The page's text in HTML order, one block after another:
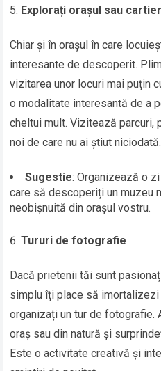
Explorați orașul sau
Chiar și în orașul în care
interesante de descoperit.
vizitarea unor locuri mai puțin
o modalitate interesantă de a
cheltui mult. Vizitează parcuri,
noi de care nu ai știut niciodată.
Sugestie: Organizează o
care să descoperiți un muzeu
neobișnuită din orașul vostru.
Tururi de fotografie
Dacă prietenii tăi sunt
simplu îți place să
organizați un tur de fotografie.
oraș sau din natură și
Este o activitate creativă și